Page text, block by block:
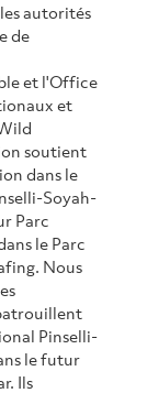
autorités
de
et l'Office
et
soutient
dans le
Soyah-
Parc
le Parc
Nous
Pinselli-
le futur
Ils